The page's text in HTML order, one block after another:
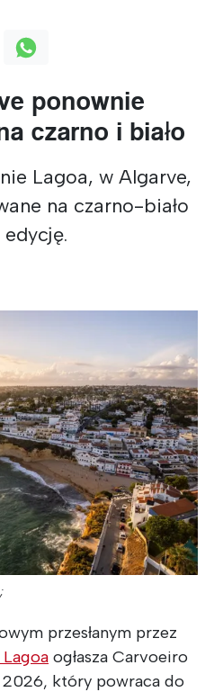
ponownie
czarno i biało
Lagoa, w Algarve,
na czarno-biało
edycję.
przesłanym przez
ogłasza Carvoeiro
który powraca do